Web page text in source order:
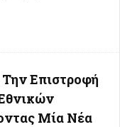
Την Επιστροφή
Μία Νέα